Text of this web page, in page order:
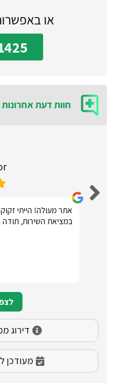
או
חוות דעת אחרונות
אתר מעולה! הייתי
במציאת השירות,
דירוג ממוצע 4.8
מעודכן